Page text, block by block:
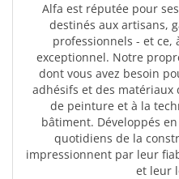
Alfa est réputée pour
destinés aux artisans,
professionnels - et
exceptionnel. Notre
dont vous avez besoin
adhésifs et des
de peinture et à la
bâtiment. Développés
quotidiens de la
impressionnent par leur
et leur